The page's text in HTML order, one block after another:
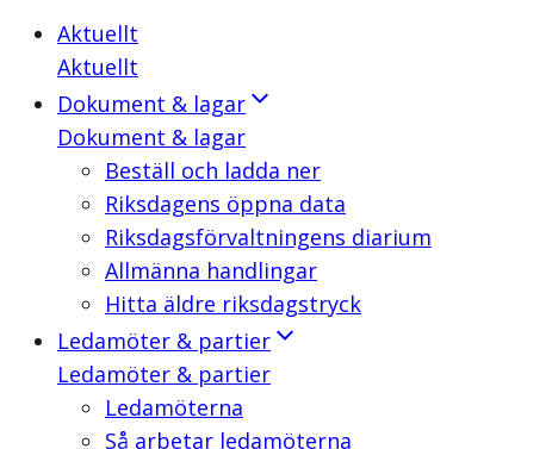
Aktuellt
Aktuellt
Dokument & lagar
Dokument & lagar
Beställ och ladda ner
Riksdagens öppna data
Riksdagsförvaltningens diarium
Allmänna handlingar
Hitta äldre riksdagstryck
Ledamöter & partier
Ledamöter & partier
Ledamöterna
Så arbetar ledamöterna